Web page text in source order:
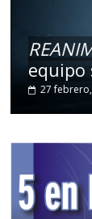
equipo
27